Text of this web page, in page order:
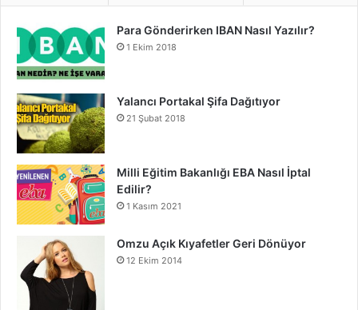
Ev Dekorasyonunda Trend İpuçları
Para Gönderirken IBAN Nasıl Yazılır?
1 Ekim 2018
Yalancı Portakal Şifa Dağıtıyor
21 Şubat 2018
Milli Eğitim Bakanlığı EBA Nasıl İptal
Edilir?
1 Kasım 2021
Omzu Açık Kıyafetler Geri Dönüyor
12 Ekim 2014